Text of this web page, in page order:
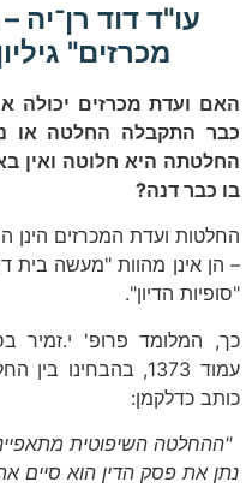
עו"ד דוד
מכרזים" גיליון 64
האם ועדת מכרזים יכולה
כבר התקבלה החלטה או
החלטתה היא חלוטה ואין
בו כבר דנה?
החלטות ועדת המכרזים הינן
– הן אינן מהוות "מעשה בית
"סופיות הדיון".
כך, המלומד פרופ' י.זמיר
עמוד 1373, בהבחינו
כותב כדלקמן:
"ההחלטה השיפוטית
נתן את פסק הדין הוא סיים